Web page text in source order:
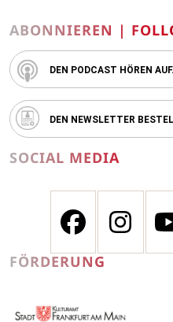
ABONNIEREN |
DEN PODCAST HÖREN
DEN NEWSLETTER
SOCIAL MEDIA
FÖRDERUNG